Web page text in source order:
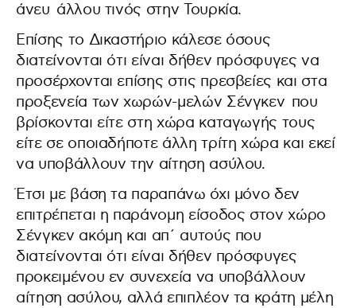
άνευ άλλου τινός στην Τουρκία.
Επίσης το Δικαστήριο κάλεσε όσους
διατείνονται ότι είναι δήθεν πρόσφυγες να
προσέρχονται επίσης στις πρεσβείες και στα
προξενεία των χωρών-μελών Σένγκεν που
βρίσκονται είτε στη χώρα καταγωγής τους
είτε σε οποιαδήποτε άλλη τρίτη χώρα και εκεί
να υποβάλλουν την αίτηση ασύλου.
Έτσι με βάση τα παραπάνω όχι μόνο δεν
επιτρέπεται η παράνομη είσοδος στον χώρο
Σένγκεν ακόμη και απ΄ αυτούς που
διατείνονται ότι είναι δήθεν πρόσφυγες
προκειμένου εν συνεχεία να υποβάλλουν
αίτηση ασύλου, αλλά επιπλέον τα κράτη μέλη